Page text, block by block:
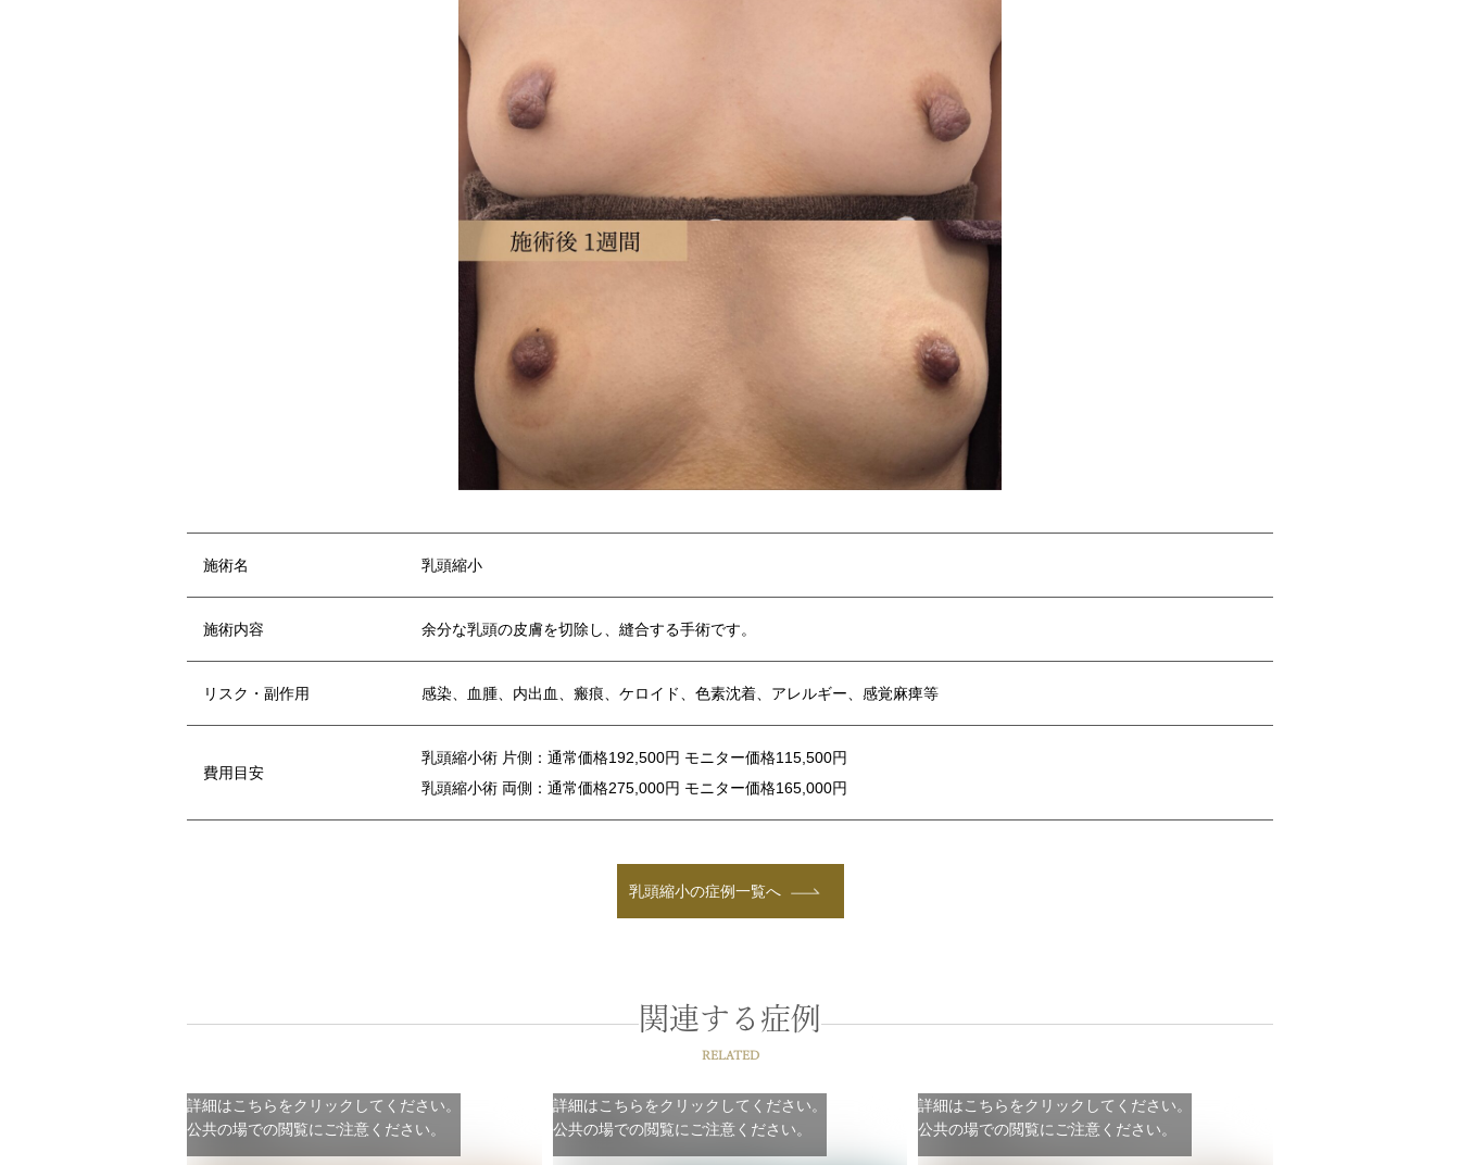
施術名 乳頭縮小
施術内容 余分な乳頭の皮膚を切除し、縫合する手術です。
リスク・副作用 感染、血腫、内出血、瘢痕、ケロイド、色素沈着、アレルギー、感覚麻痺等
費用目安
乳頭縮小術 片側：通常価格192,500円 モニター価格115,500円
乳頭縮小術 両側：通常価格275,000円 モニター価格165,000円
乳頭縮小の症例一覧へ
関連する症例
RELATED
詳細はこちらをクリックしてください。
公共の場での閲覧にご注意ください。
詳細はこちらをクリックしてください。
公共の場での閲覧にご注意ください。
詳細はこちらをクリックしてください。
公共の場での閲覧にご注意ください。